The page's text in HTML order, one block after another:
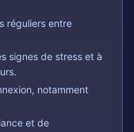
réguliers entre
signes de stress et à
notamment
et de